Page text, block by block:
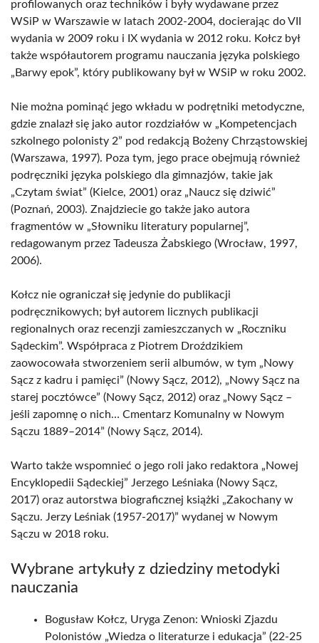
profilowanych oraz techników i były wydawane przez
WSiP w Warszawie w latach 2002-2004, docierając do VII
wydania w 2009 roku i IX wydania w 2012 roku. Kołcz był
także współautorem programu nauczania języka polskiego
„Barwy epok”, który publikowany był w WSiP w roku 2002.
Nie można pominąć jego wkładu w podrętniki metodyczne,
gdzie znalazł się jako autor rozdziałów w „Kompetencjach
szkolnego polonisty 2” pod redakcją Bożeny Chrząstowskiej
(Warszawa, 1997). Poza tym, jego prace obejmują również
podręczniki języka polskiego dla gimnazjów, takie jak
„Czytam świat” (Kielce, 2001) oraz „Naucz się dziwić”
(Poznań, 2003). Znajdziecie go także jako autora
fragmentów w „Słowniku literatury popularnej”,
redagowanym przez Tadeusza Żabskiego (Wrocław, 1997,
2006).
Kołcz nie ograniczał się jedynie do publikacji
podręcznikowych; był autorem licznych publikacji
regionalnych oraz recenzji zamieszczanych w „Roczniku
Sądeckim”. Współpraca z Piotrem Droździkiem
zaowocowała stworzeniem serii albumów, w tym „Nowy
Sącz z kadru i pamięci” (Nowy Sącz, 2012), „Nowy Sącz na
starej pocztówce” (Nowy Sącz, 2012) oraz „Nowy Sącz –
jeśli zapomnę o nich… Cmentarz Komunalny w Nowym
Sączu 1889–2014” (Nowy Sącz, 2014).
Warto także wspomnieć o jego roli jako redaktora „Nowej
Encyklopedii Sądeckiej” Jerzego Leśniaka (Nowy Sącz,
2017) oraz autorstwa biograficznej książki „Zakochany w
Sączu. Jerzy Leśniak (1957-2017)” wydanej w Nowym
Sączu w 2018 roku.
Wybrane artykuły z dziedziny metodyki
nauczania
Bogusław Kołcz, Uryga Zenon: Wnioski Zjazdu
Polonistów „Wiedza o literaturze i edukacja” (22-25